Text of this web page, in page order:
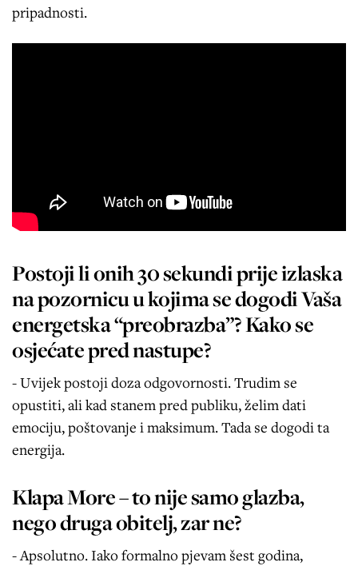
pripadnosti.
Postoji li onih 30 sekundi prije izlaska
na pozornicu u kojima se dogodi Vaša
energetska “preobrazba”? Kako se
osjećate pred nastupe?
- Uvijek postoji doza odgovornosti. Trudim se
opustiti, ali kad stanem pred publiku, želim dati
emociju, poštovanje i maksimum. Tada se dogodi ta
energija.
Klapa More – to nije samo glazba,
nego druga obitelj, zar ne?
- Apsolutno. Iako formalno pjevam šest godina,